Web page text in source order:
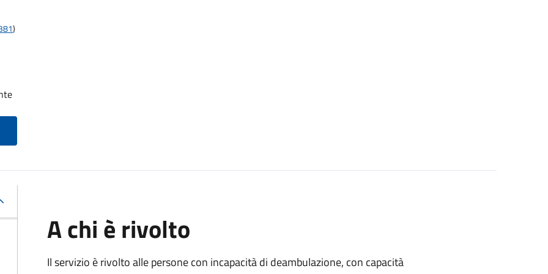
)
A chi è rivolto
Il servizio è rivolto alle persone con incapacità di deambulazione, con capacità